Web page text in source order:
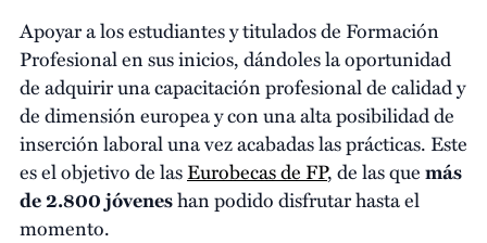
Apoyar a los estudiantes y titulados de Formación
Profesional en sus inicios, dándoles la oportunidad
de adquirir una capacitación profesional de calidad y
de dimensión europea y con una alta posibilidad de
inserción laboral una vez acabadas las prácticas. Este
es el objetivo de lasEurobecas de FP, de las quemás
de 2.800 jóveneshan podido disfrutar hasta el
momento.